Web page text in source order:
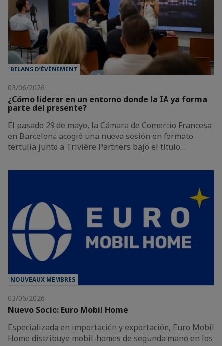
BILANS D’ÉVÈNEMENT
03/06/2026
¿Cómo liderar en un entorno donde la IA ya forma
parte del presente?
El pasado 29 de mayo, la Cámara de Comercio Francesa
en Barcelona acogió una nueva sesión en formato
tertulia junto a Trivière Partners bajo el título…
NOUVEAUX MEMBRES
03/06/2026
Nuevo Socio: Euro Mobil Home
Especializada en importación y exportación, Euro Mobil
Home distribuye mobil-homes de segunda mano en los